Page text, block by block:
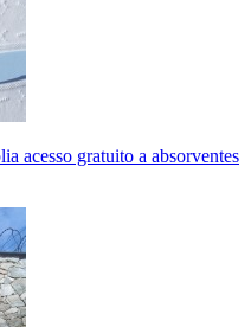
acesso gratuito a absorventes